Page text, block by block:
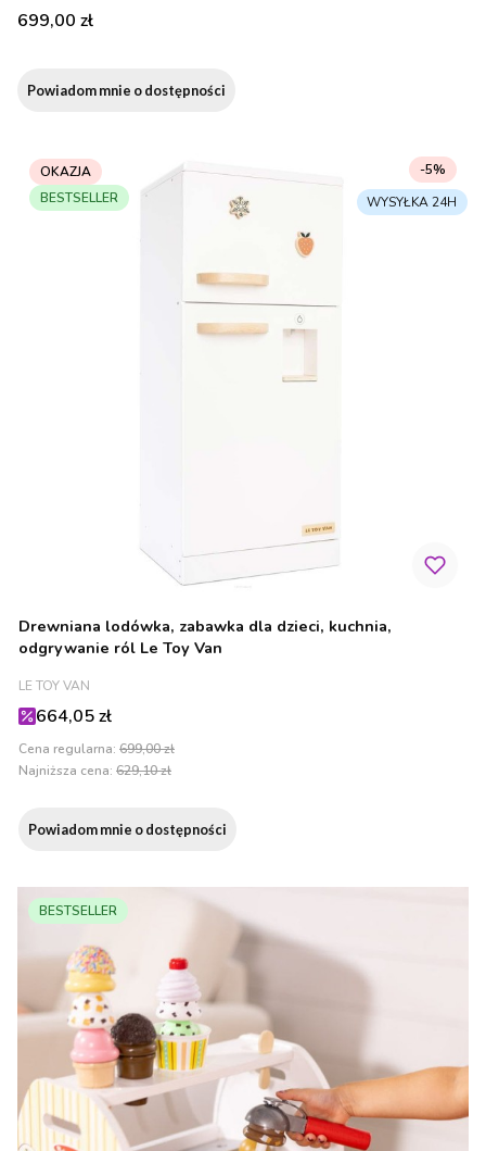
Cena
699,00 zł
Powiadom mnie o dostępności
OKAZJA
BESTSELLER
Drewniana lodówka, zabawka dla dzieci, kuchnia,
odgrywanie ról Le Toy Van
PRODUCENT
LE TOY VAN
Cena promocyjna
664,05 zł
Cena regularna: 699,00 zł
-5%
Najniższa cena: 629,10 zł
Powiadom mnie o dostępności
BESTSELLER